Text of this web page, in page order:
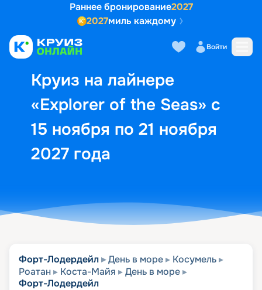
Раннее бронирование2027
2027миль каждому
Войти
Круиз на лайнере
«Explorer of the Seas» с
15 ноября по 21 ноября
2027 года
Выбор кают Маршрут и
Форт-Лодердейл День в море
Косумель
Роатан
Коста-Майя
День в море
Форт-Лодердейл